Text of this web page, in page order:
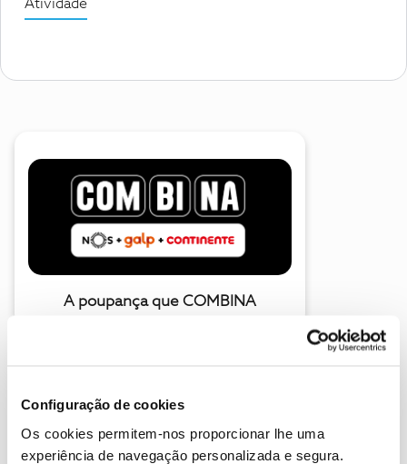
Configuração de cookies
Os cookies permitem-nos proporcionar lhe uma
experiência de navegação personalizada e segura.
Atividade
A poupança que COMBINA